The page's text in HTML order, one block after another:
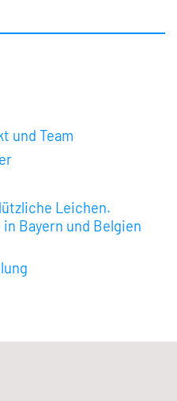
und Team
Leichen.
Bayern und Belgien